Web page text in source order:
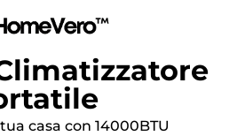
casa con 14000BTU